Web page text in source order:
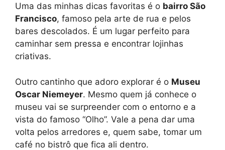
Uma das minhas dicas favoritas é o bairro São
Francisco, famoso pela arte de rua e pelos
bares descolados. É um lugar perfeito para
caminhar sem pressa e encontrar lojinhas
criativas.
Outro cantinho que adoro explorar é o Museu
Oscar Niemeyer. Mesmo quem já conhece o
museu vai se surpreender com o entorno e a
vista do famoso “Olho”. Vale a pena dar uma
volta pelos arredores e, quem sabe, tomar um
café no bistrô que fica ali dentro.